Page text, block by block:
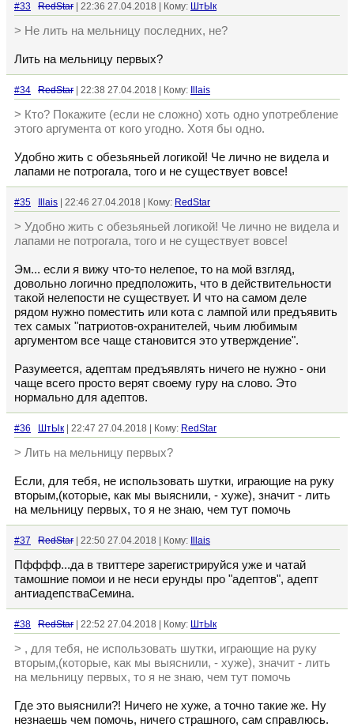
#33 RedStar | 22:36 27.04.2018 | Кому: ШтЫк
> Не лить на мельницу последних, не?
Лить на мельницу первых?
#34 RedStar | 22:38 27.04.2018 | Кому: Illais
> Кто? Покажите (если не сложно) хоть одно употребление
этого аргумента от кого угодно. Хотя бы одно.
Удобно жить с обезьяньей логикой! Че лично не видела и
лапами не потрогала, того и не существует вовсе!
#35 Illais | 22:46 27.04.2018 | Кому: RedStar
> Удобно жить с обезьяньей логикой! Че лично не видела и
лапами не потрогала, того и не существует вовсе!
Эм... если я вижу что-то нелепое, то на мой взгляд,
довольно логично предположить, что в действительности
такой нелепости не существует. И что на самом деле
рядом нужно поместить или кота с лампой или предъявить
тех самых "патриотов-охранителей, чьим любимым
аргументом все чаще становится это утверждение".
Разумеется, адептам предъявлять ничего не нужно - они
чаще всего просто верят своему гуру на слово. Это
нормально для адептов.
#36 ШтЫк | 22:47 27.04.2018 | Кому: RedStar
> Лить на мельницу первых?
Если, для тебя, не использовать шутки, играющие на руку
вторым,(которые, как мы выяснили, - хуже), значит - лить
на мельницу первых, то я не знаю, чем тут помочь
#37 RedStar | 22:50 27.04.2018 | Кому: Illais
Пфффф...да в твиттере зарегистрируйся уже и чатай
тамошние помои и не неси ерунды про "адептов", адепт
антиадепстваСемина.
#38 RedStar | 22:52 27.04.2018 | Кому: ШтЫк
> , для тебя, не использовать шутки, играющие на руку
вторым,(которые, как мы выяснили, - хуже), значит - лить
на мельницу первых, то я не знаю, чем тут помочь
Где это выяснили?! Ничего не хуже, а точно такие же. Ну
незнаешь чем помочь, ничего страшного, сам справлюсь.